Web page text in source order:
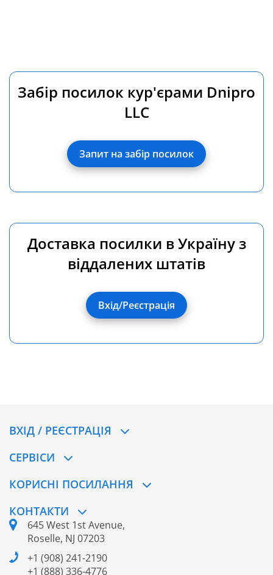
Забір посилок кур'єрами Dnipro
LLC
Запит на забір посилок
Доставка посилки в Україну з
віддалених штатів
Вхід/Реєстрація
ВХІД / РЕЄСТРАЦІЯ
CЕРВІСИ
КОРИСНІ ПОСИЛАННЯ
КОНТАКТИ
645 West 1st Avenue,
Roselle, NJ 07203
+1 (908) 241-2190
+1 (888) 336-4776